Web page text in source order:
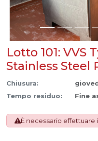
Lotto 101: VVS
Stainless Steel
Chiusura:
Tempo residuo:
Fine
È necessario effettuare